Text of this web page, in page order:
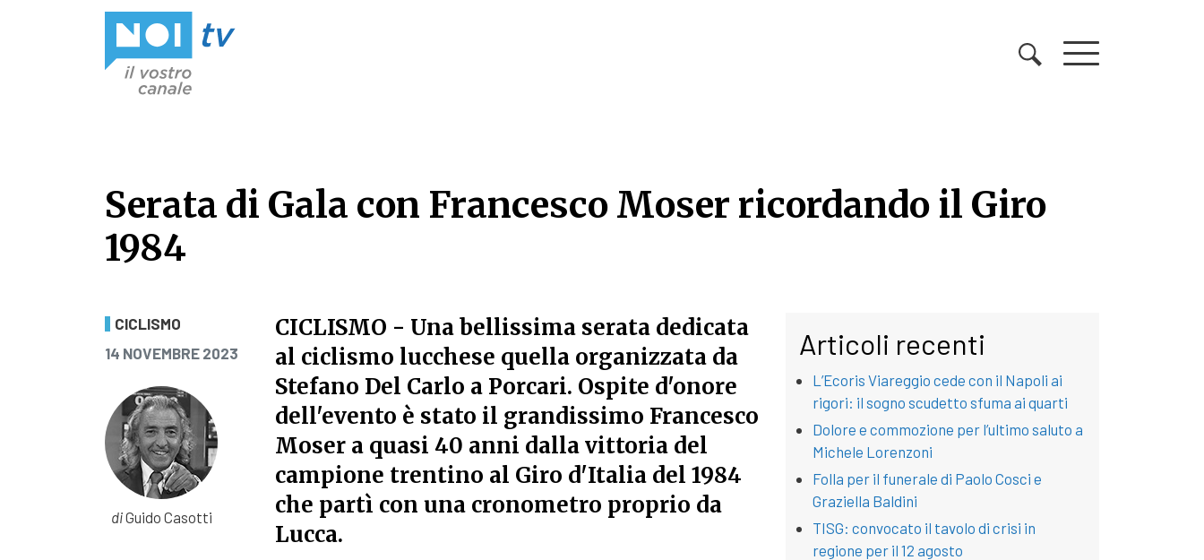
Serata di Gala con Francesco Moser ricordando il Giro
1984
Serata di Gala con Francesco Moser ricordando il Giro 1984
CICLISMO
PUBBLICATO IL
14 NOVEMBRE 2023
diGuido Casotti
CICLISMO - Una bellissima serata dedicata
al ciclismo lucchese quella organizzata da
Stefano Del Carlo a Porcari. Ospite d'onore
dell'evento è stato il grandissimo Francesco
Moser a quasi 40 anni dalla vittoria del
campione trentino al Giro d'Italia del 1984
che partì con una cronometro proprio da
Lucca.
Articoli recenti
L’Ecoris Viareggio cede con il Napoli ai
rigori: il sogno scudetto sfuma ai quarti
Dolore e commozione per l’ultimo saluto a
Michele Lorenzoni
Folla per il funerale di Paolo Cosci e
Graziella Baldini
TISG: convocato il tavolo di crisi in
regione per il 12 agosto